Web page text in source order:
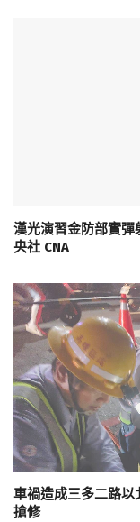
漢光演習金防部實
央社 CNA
車禍造成三多二路
搶修